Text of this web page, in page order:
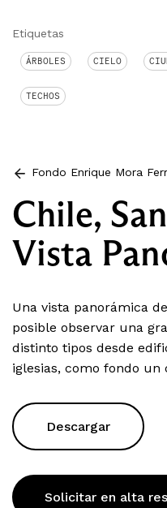
Etiquetas
ÁRBOLES CIELO
TECHOS
Fondo Enrique Mora
Chile,
Vista
Una vista panorámica
posible observar una
distinto tipos desde
iglesias, como fondo
Descargar
Solicitar en alta